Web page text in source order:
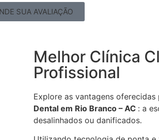
SUA AVALIAÇÃO
Melhor Clínica
Profissional
Explore as vantagens oferecidas
Dental em Rio Branco – AC : a
desalinhados ou danificados.